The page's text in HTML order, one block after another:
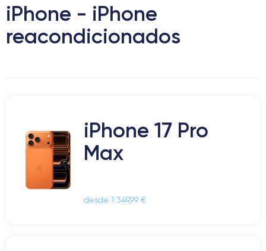
iPhone - iPhone
reacondicionados
iPhone 17 Pro
Max
desde 1 349,99 €